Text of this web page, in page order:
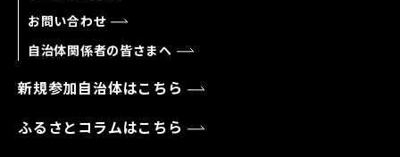
お問い合わせ
自治体関係者の皆さまへ
新規参加自治体はこちら
ふるさとコラムはこちら